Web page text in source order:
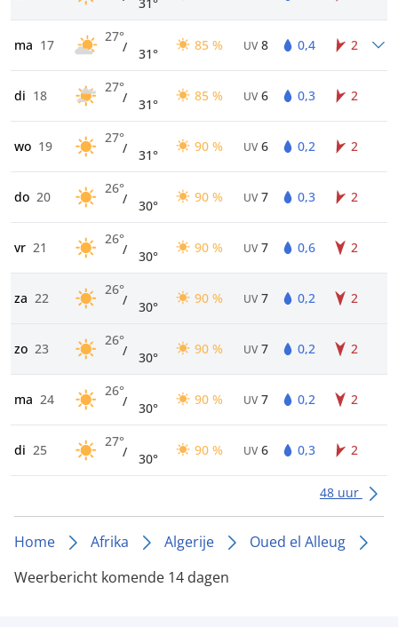
ma 17
27°
/ 31°
85 % UV 8 0,4 2
di 18
27°
/ 31°
85 % UV 6 0,3 2
wo 19
27°
/ 31°
90 % UV 6 0,2 2
do 20
26°
/ 30°
90 % UV 7 0,3 2
vr 21
26°
/ 30°
90 % UV 7 0,6 2
za 22
26°
/ 30°
90 % UV 7 0,2 2
zo 23
26°
/ 30°
90 % UV 7 0,2 2
ma 24
26°
/ 30°
90 % UV 7 0,2 2
di 25
27°
/ 30°
90 % UV 6 0,3 2
48 uur
Home Afrika Algerije
Oued el Alleug
Weerbericht komende 14 dagen